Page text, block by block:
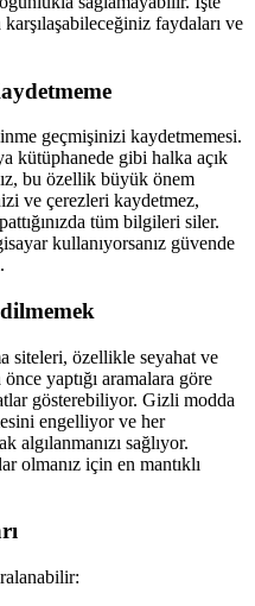
faydaları ve
geçmişinizi kaydetmemesi.
kütüphanede gibi halka açık
bu özellik büyük önem
ve çerezleri kaydetmez,
tüm bilgileri siler.
kullanıyorsanız güvende
siteleri, özellikle seyahat ve
yaptığı aramalara göre
gösterebiliyor. Gizli modda
engelliyor ve her
algılanmanızı sağlıyor.
olmanız için en mantıklı